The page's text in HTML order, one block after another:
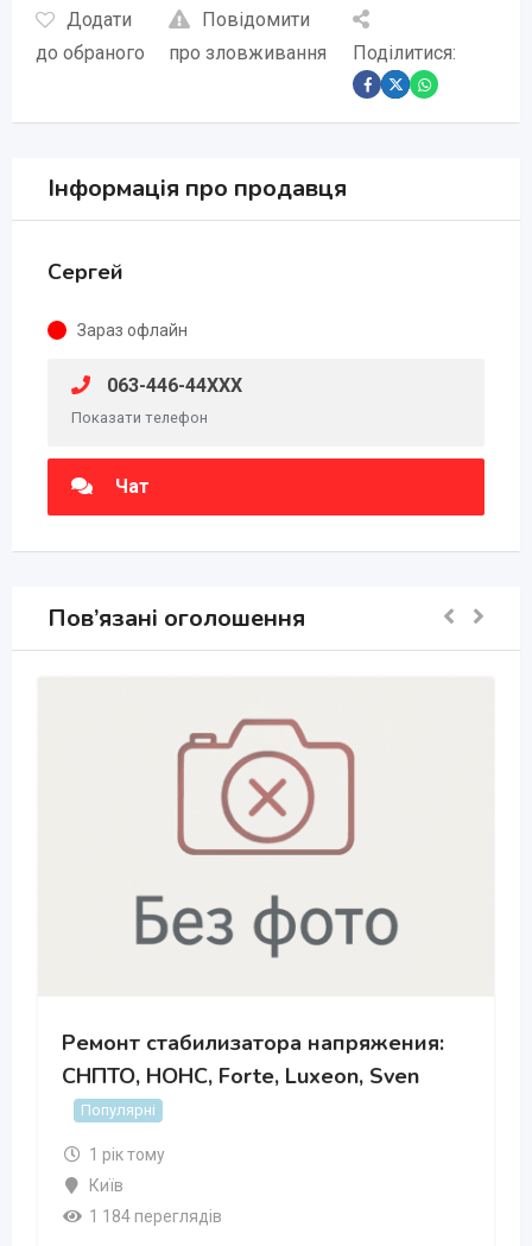
Додати
до обраного
Повідомити
про зловживання
Поділитися:
Інформація про продавця
Сергей
Зараз офлайн
063-446-44XXX
Показати телефон
Чат
Пов’язані оголошення
Ремонт стабилизатора напряжения:
СНПТО, НОНС, Forte, Luxeon, Sven
Популярні
1 рік тому
Київ
1 184 переглядів